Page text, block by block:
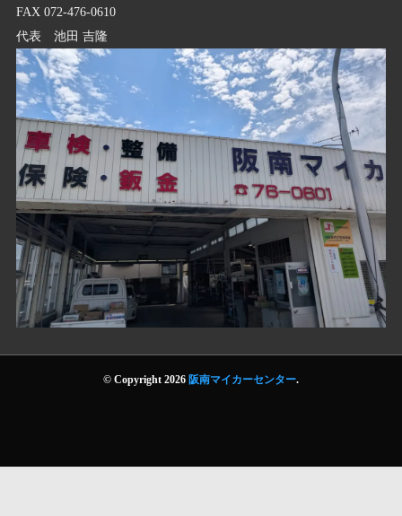
FAX 072-476-0610
代表 池田 吉隆
© Copyright 2026 阪南マイカーセンター.